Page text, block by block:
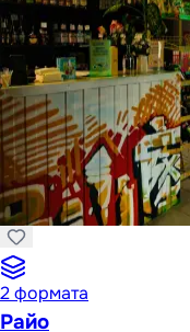
2формата
Райо